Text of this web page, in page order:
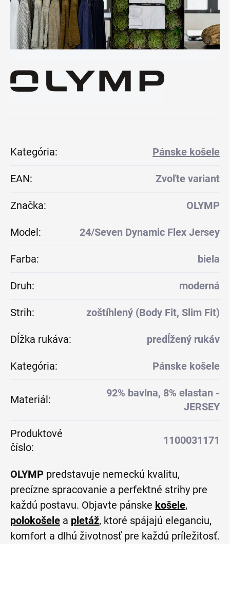
Kategória: Pánske košele
EAN: Zvoľte variant
Značka: OLYMP
Model: 24/Seven Dynamic Flex Jersey
Farba: biela
Druh: moderná
Strih: zoštíhlený (Body Fit, Slim Fit)
Dĺžka rukáva: predĺžený rukáv
Kategória: Pánske košele
Materiál:
92% bavlna, 8% elastan -
JERSEY
Produktové
číslo:
1100031171
OLYMP predstavuje nemeckú kvalitu,
precízne spracovanie a perfektné strihy pre
každú postavu. Objavte pánske košele,
polokošele a pletáž, ktoré spájajú eleganciu,
komfort a dlhú životnosť pre každú príležitosť.